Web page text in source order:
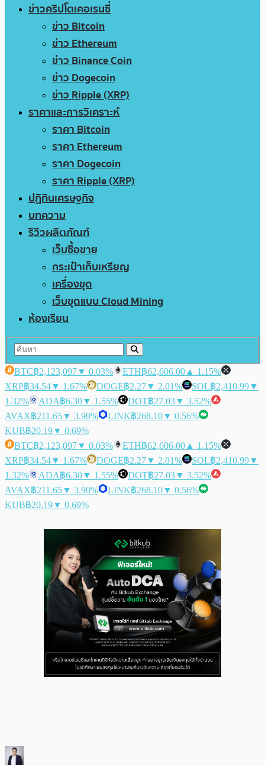
ข่าวคริปโตเคอเรนซี่
ข่าว Bitcoin
ข่าว Ethereum
ข่าว Binance Coin
ข่าว Dogecoin
ข่าว Ripple (XRP)
ราคาและการวิเคราะห์
ราคา Bitcoin
ราคา Ethereum
ราคา Dogecoin
ราคา Ripple (XRP)
ปฏิทินเศรษฐกิจ
บทความ
รีวิวผลิตภัณฑ์
เว็บซื้อขาย
กระเป๋าเก็บเหรียญ
เครื่องขุด
เว็บขุดแบบ Cloud Mining
ห้องเรียน
BTC฿2,123,097▼ 0.03% ETH฿62,606.00 ▲ 1.15%
XRP฿34.54▼ 1.67% DOGE฿2.27▼ 2.01% SOL฿2,410.99▼
1.32%
ADA฿6.30▼ 1.55% DOT฿27.03▼ 3.52%
AVAX฿211.65▼ 3.90% LINK฿268.10▼ 0.56%
KUB฿20.19▼ 0.69%
BTC฿2,123,097▼ 0.03% ETH฿62,606.00 ▲ 1.15%
XRP฿34.54▼ 1.67% DOGE฿2.27▼ 2.01% SOL฿2,410.99▼
1.32%
ADA฿6.30▼ 1.55% DOT฿27.03▼ 3.52%
AVAX฿211.65▼ 3.90% LINK฿268.10▼ 0.56%
KUB฿20.19▼ 0.69%